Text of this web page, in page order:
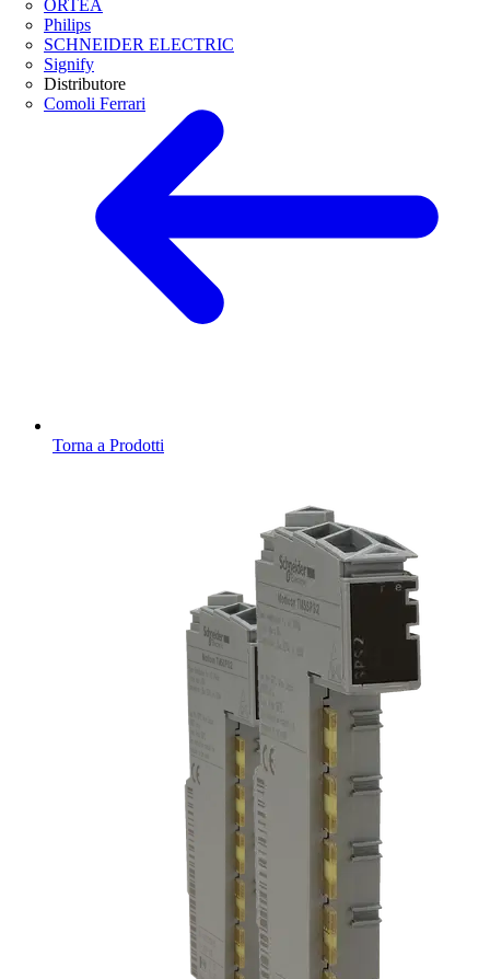
ORTEA
Philips
SCHNEIDER ELECTRIC
Signify
Distributore
Comoli Ferrari
Torna a Prodotti